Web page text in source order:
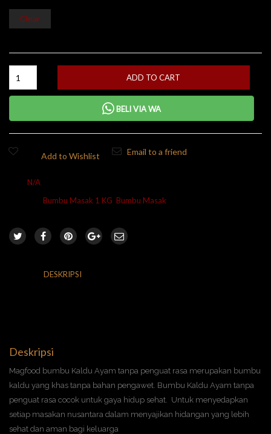
Clear
ADD TO CART
BELI VIA WA
Add to Wishlist Email to a friend
N/A
Bumbu Masak 1 KG Bumbu Masak
DESKRIPSI
Deskripsi
Magfood bumbu Kaldu Ayam tanpa penguat rasa merupakan bumbu
kaldu yang khas tanpa bahan pengawet. Bumbu Kaldu Ayam tanpa
penguat rasa cocok untuk gaya hidup sehat. Untuk menyedapkan
setiap masakan nusantara dalam menyajikan hidangan yang lebih
sehat dan aman bagi keluarga